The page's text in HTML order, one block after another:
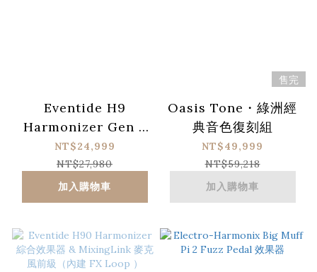
Eventide H9
Harmonizer Gen 2
源供應器 by CIOKS
NT$24,999
NT$27,980
加入購物車
售完
Oasis Tone・綠洲經
典音色復刻組
NT$49,999
NT$59,218
加入購物車